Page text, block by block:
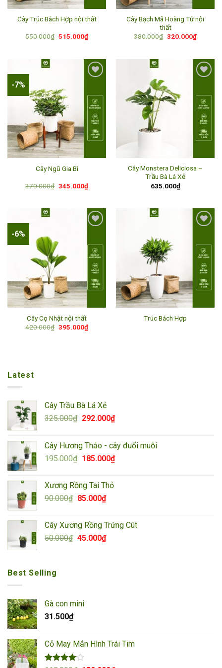
Cây Trúc Bách Hợp nội thất
550.000₫ Giá
515.000₫Giá
hiện
515.000₫.
Cây Bạch Mã Hoàng Tử nội
thất
380.000₫ Giá
320.000₫Giá
hiện
-7%
Add to
wishlist
Cây Ngũ Gia Bì
370.000₫ Giá
345.000₫Giá
hiện
345.000₫.
Add to
wishlist
Cây Monstera Deliciosa –
Trầu Bà Lá Xẻ
635.000₫
-6%
Add to
wishlist
Cây Cọ Nhật nội thất
420.000₫ Giá
395.000₫Giá
hiện
Add to
wishlist
Trúc Bách Hợp
Latest
Cây Trầu Bà Lá Xẻ
325.000₫ Giá
325.000₫.
292.000₫Giá
là:
292.000₫.
Cây Hương Thảo - cây đuổi muỗi
195.000₫ Giá
195.000₫.
185.000₫Giá
Xương Rồng Tai Thỏ
90.000₫ Giá
90.000₫.
85.000₫Giá
là:
85.000₫.
Cây Xương Rồng Trứng Cút
50.000₫ Giá
45.000₫Giá
Best Selling
Gà con mini
31.500₫
Cỏ May Mắn Hình Trái Tim